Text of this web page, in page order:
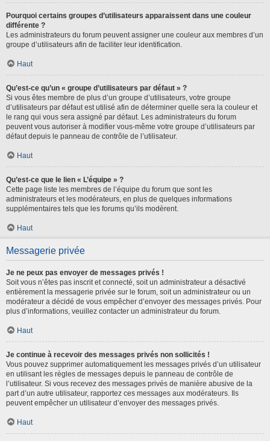
Pourquoi certains groupes d’utilisateurs apparaissent dans une couleur
différente ?
Les administrateurs du forum peuvent assigner une couleur aux membres d’un
groupe d’utilisateurs afin de faciliter leur identification.
Haut
Qu’est-ce qu’un « groupe d’utilisateurs par défaut » ?
Si vous êtes membre de plus d’un groupe d’utilisateurs, votre groupe
d’utilisateurs par défaut est utilisé afin de déterminer quelle sera la couleur et
le rang qui vous sera assigné par défaut. Les administrateurs du forum
peuvent vous autoriser à modifier vous-même votre groupe d’utilisateurs par
défaut depuis le panneau de contrôle de l’utilisateur.
Haut
Qu’est-ce que le lien « L’équipe » ?
Cette page liste les membres de l’équipe du forum que sont les
administrateurs et les modérateurs, en plus de quelques informations
supplémentaires tels que les forums qu’ils modèrent.
Haut
Messagerie privée
Je ne peux pas envoyer de messages privés !
Soit vous n’êtes pas inscrit et connecté, soit un administrateur a désactivé
entièrement la messagerie privée sur le forum, soit un administrateur ou un
modérateur a décidé de vous empêcher d’envoyer des messages privés. Pour
plus d’informations, veuillez contacter un administrateur du forum.
Haut
Je continue à recevoir des messages privés non sollicités !
Vous pouvez supprimer automatiquement les messages privés d’un utilisateur
en utilisant les règles de messages depuis le panneau de contrôle de
l’utilisateur. Si vous recevez des messages privés de manière abusive de la
part d’un autre utilisateur, rapportez ces messages aux modérateurs. Ils
peuvent empêcher un utilisateur d’envoyer des messages privés.
Haut